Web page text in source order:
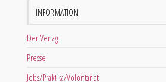
INFORMATION
Der Verlag
Presse
Jobs/Praktika/Volontariat